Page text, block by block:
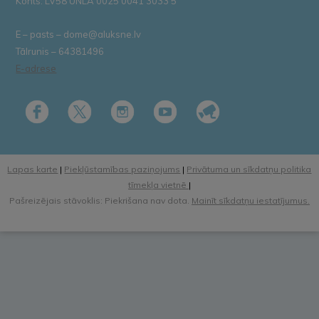
E – pasts – dome@aluksne.lv
Tālrunis – 64381496
E-adrese
Lapas karte | Piekļūstamības paziņojums | Privātuma un sīkdatņu politika
tīmekļa vietnē |
Pašreizējais stāvoklis: Piekrišana nav dota. Mainīt sīkdatņu iestatījumus.